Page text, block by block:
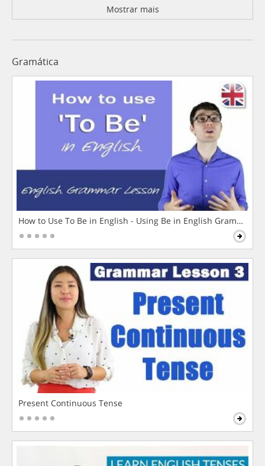
Mostrar mais
Gramática
How to Use To Be in English - Using Be in English Grammar
Present Continuous Tense